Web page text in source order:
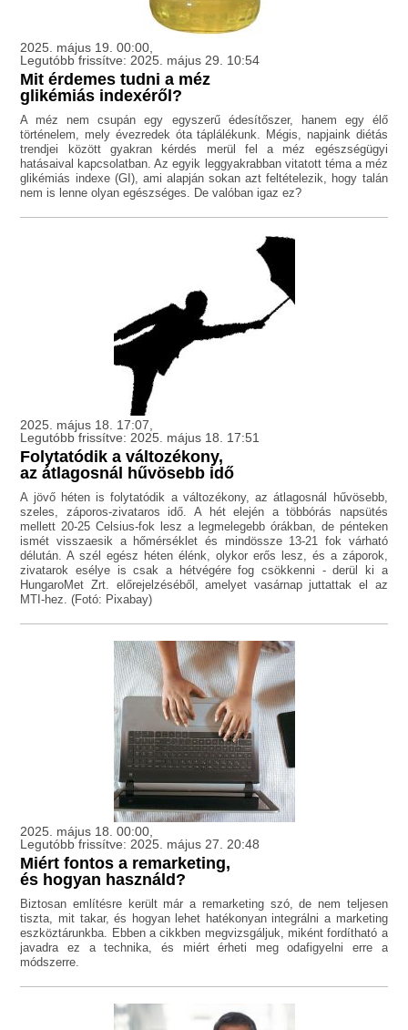
2025. május 19. 00:00,
Legutóbb frissítve: 2025. május 29. 10:54
Mit érdemes tudni a méz
glikémiás indexéről?
A méz nem csupán egy egyszerű édesítőszer, hanem egy élő
történelem, mely évezredek óta táplálékunk. Mégis, napjaink diétás
trendjei között gyakran kérdés merül fel a méz egészségügyi
hatásaival kapcsolatban. Az egyik leggyakrabban vitatott téma a méz
glikémiás indexe (GI), ami alapján sokan azt feltételezik, hogy talán
nem is lenne olyan egészséges. De valóban igaz ez?
2025. május 18. 17:07,
Legutóbb frissítve: 2025. május 18. 17:51
Folytatódik a változékony,
az átlagosnál hűvösebb idő
A jövő héten is folytatódik a változékony, az átlagosnál hűvösebb,
szeles, záporos-zivataros idő. A hét elején a többórás napsütés
mellett 20-25 Celsius-fok lesz a legmelegebb órákban, de pénteken
ismét visszaesik a hőmérséklet és mindössze 13-21 fok várható
délután. A szél egész héten élénk, olykor erős lesz, és a záporok,
zivatarok esélye is csak a hétvégére fog csökkenni - derül ki a
HungaroMet Zrt. előrejelzéséből, amelyet vasárnap juttattak el az
MTI-hez. (Fotó: Pixabay)
2025. május 18. 00:00,
Legutóbb frissítve: 2025. május 27. 20:48
Miért fontos a remarketing,
és hogyan használd?
Biztosan említésre került már a remarketing szó, de nem teljesen
tiszta, mit takar, és hogyan lehet hatékonyan integrálni a marketing
eszköztárunkba. Ebben a cikkben megvizsgáljuk, miként fordítható a
javadra ez a technika, és miért érheti meg odafigyelni erre a
módszerre.